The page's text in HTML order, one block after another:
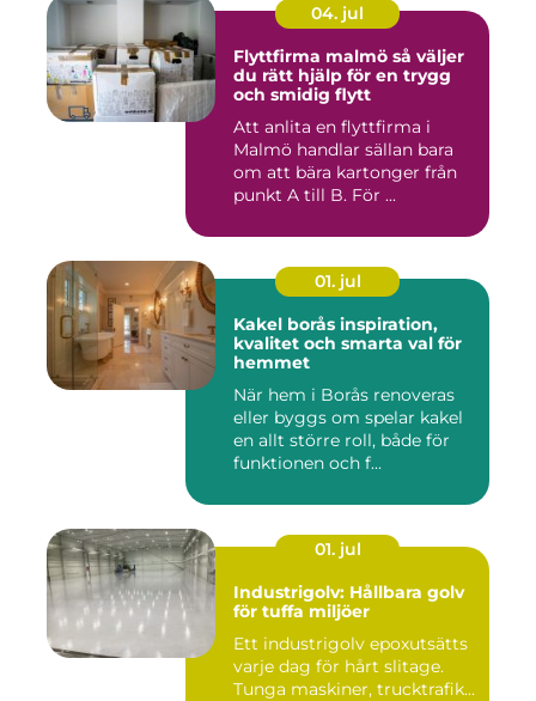
04. jul
Flyttfirma malmö så väljer
du rätt hjälp för en trygg
och smidig flytt
Att anlita en flyttfirma i
Malmö handlar sällan bara
om att bära kartonger från
punkt A till B. För ...
01. jul
Kakel borås inspiration,
kvalitet och smarta val för
hemmet
När hem i Borås renoveras
eller byggs om spelar kakel
en allt större roll, både för
funktionen och f...
01. jul
Industrigolv: Hållbara golv
för tuffa miljöer
Ett industrigolv epoxutsätts
varje dag för hårt slitage.
Tunga maskiner, trucktrafik...